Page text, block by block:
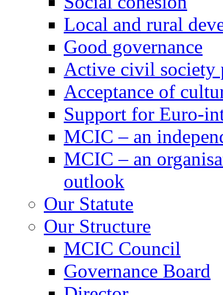
Local and rural
Good governance
Active civil society
Acceptance of
Support for Euro-
MCIC – an
MCIC – an
outlook
Our Statute
Our Structure
MCIC Council
Governance Board